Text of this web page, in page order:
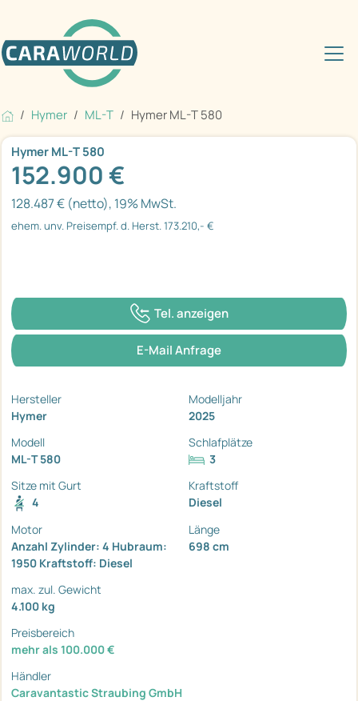
Hymer ML-T Hymer ML-T 580
Hymer ML-T 580
152.900 €
128.487 € (netto), 19% MwSt.
ehem. unv. Preisempf. d. Herst. 173.210,- €
Tel. anzeigen
E-Mail Anfrage
Hersteller
Hymer
Modelljahr
2025
Modell
ML-T 580
Schlafplätze
3
Sitze mit Gurt
4
Kraftstoff
Diesel
Motor
Anzahl Zylinder: 4 Hubraum:
1950 Kraftstoff: Diesel
Länge
698 cm
max. zul. Gewicht
4.100 kg
Preisbereich
mehr als 100.000 €
Händler
Caravantastic Straubing GmbH